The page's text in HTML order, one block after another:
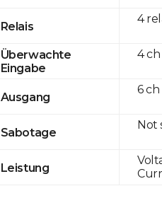
Relais
Überwachte
Eingabe
Ausgang
Sabotage
Leistung
4
4 ch
6 ch
Not